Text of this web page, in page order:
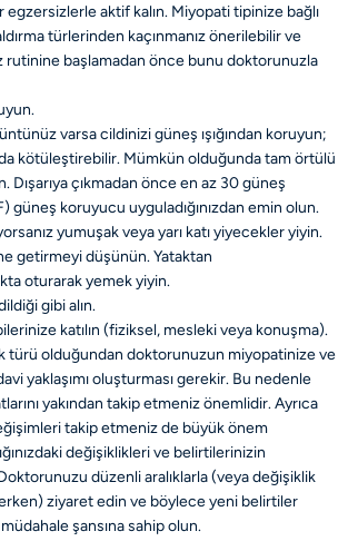
aktif kalın. Miyopati tipinize bağlı
türlerinden kaçınmanız önerilebilir ve
rutinine başlamadan önce bunu doktorunuzla
varsa cildinizi güneş ışığından koruyun;
kötüleştirebilir. Mümkün olduğunda tam örtülü
Dışarıya çıkmadan önce en az 30 güneş
güneş koruyucu uyguladığınızdan emin olun.
yumuşak veya yarı katı yiyecekler yiyin.
getirmeyi düşünün. Yataktan
oturarak yemek yiyin.
gibi alın.
katılın (fiziksel, mesleki veya konuşma).
türü olduğundan doktorunuzun miyopatinize ve
yaklaşımı oluşturması gerekir. Bu nedenle
yakından takip etmeniz önemlidir. Ayrıca
takip etmeniz de büyük önem
değişiklikleri ve belirtilerinizin
düzenli aralıklarla (veya değişiklik
ziyaret edin ve böylece yeni belirtiler
şansına sahip olun.